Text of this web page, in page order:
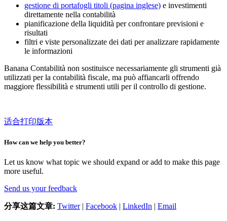
gestione di portafogli titoli (pagina inglese) e investimenti
direttamente nella contabilità
pianificazione della liquidità per confrontare previsioni e
risultati
filtri e viste personalizzate dei dati per analizzare rapidamente
le informazioni
Banana Contabilità non sostituisce necessariamente gli strumenti già
utilizzati per la contabilità fiscale, ma può affiancarli offrendo
maggiore flessibilità e strumenti utili per il controllo di gestione.
适合打印版本
How can we help you better?
Let us know what topic we should expand or add to make this page
more useful.
Send us your feedback
分享这篇文章: Twitter| Facebook | LinkedIn | Email